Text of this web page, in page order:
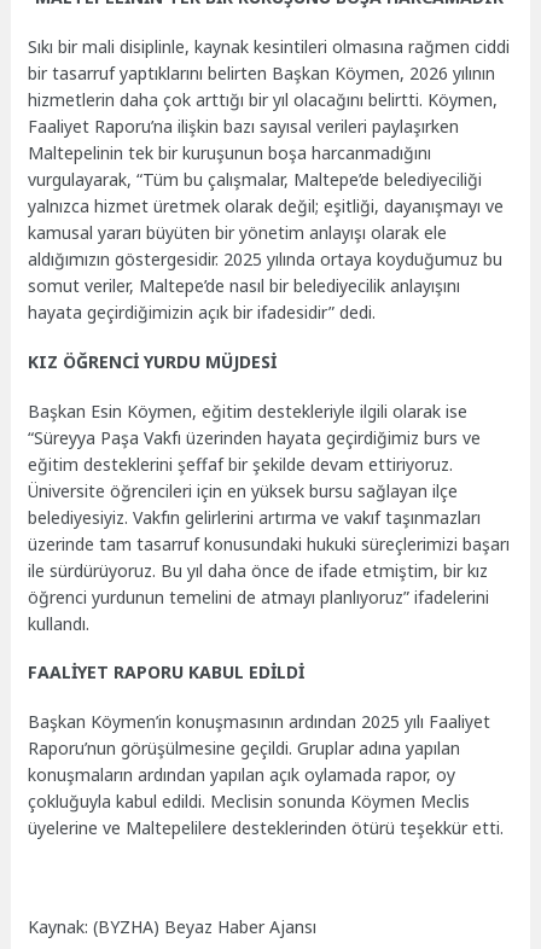
Sıkı bir mali disiplinle, kaynak kesintileri olmasına rağmen ciddi
bir tasarruf yaptıklarını belirten Başkan Köymen, 2026 yılının
hizmetlerin daha çok arttığı bir yıl olacağını belirtti. Köymen,
Faaliyet Raporu’na ilişkin bazı sayısal verileri paylaşırken
Maltepelinin tek bir kuruşunun boşa harcanmadığını
vurgulayarak, “Tüm bu çalışmalar, Maltepe’de belediyeciliği
yalnızca hizmet üretmek olarak değil; eşitliği, dayanışmayı ve
kamusal yararı büyüten bir yönetim anlayışı olarak ele
aldığımızın göstergesidir. 2025 yılında ortaya koyduğumuz bu
somut veriler, Maltepe’de nasıl bir belediyecilik anlayışını
hayata geçirdiğimizin açık bir ifadesidir” dedi.
KIZ ÖĞRENCİ YURDU MÜJDESİ
Başkan Esin Köymen, eğitim destekleriyle ilgili olarak ise
“Süreyya Paşa Vakfı üzerinden hayata geçirdiğimiz burs ve
eğitim desteklerini şeffaf bir şekilde devam ettiriyoruz.
Üniversite öğrencileri için en yüksek bursu sağlayan ilçe
belediyesiyiz. Vakfın gelirlerini artırma ve vakıf taşınmazları
üzerinde tam tasarruf konusundaki hukuki süreçlerimizi başarı
ile sürdürüyoruz. Bu yıl daha önce de ifade etmiştim, bir kız
öğrenci yurdunun temelini de atmayı planlıyoruz” ifadelerini
kullandı.
FAALİYET RAPORU KABUL EDİLDİ
Başkan Köymen’in konuşmasının ardından 2025 yılı Faaliyet
Raporu’nun görüşülmesine geçildi. Gruplar adına yapılan
konuşmaların ardından yapılan açık oylamada rapor, oy
çokluğuyla kabul edildi. Meclisin sonunda Köymen Meclis
üyelerine ve Maltepelilere desteklerinden ötürü teşekkür etti.
Kaynak: (BYZHA) Beyaz Haber Ajansı